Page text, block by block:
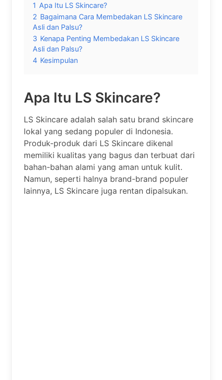
1 Apa Itu LS Skincare?
2 Bagaimana Cara Membedakan LS Skincare
Asli dan Palsu?
3 Kenapa Penting Membedakan LS Skincare
Asli dan Palsu?
4 Kesimpulan
Apa Itu LS Skincare?
LS Skincare adalah salah satu brand skincare
lokal yang sedang populer di Indonesia.
Produk-produk dari LS Skincare dikenal
memiliki kualitas yang bagus dan terbuat dari
bahan-bahan alami yang aman untuk kulit.
Namun, seperti halnya brand-brand populer
lainnya, LS Skincare juga rentan dipalsukan.